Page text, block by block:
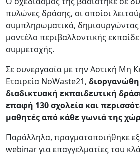
πυλώνες δράσης, οι οποίοι
συμπληρωματικά,
μοντέλο περιβαλλοντικής
συμμετοχής.
Σε συνεργασία με την Αστική Μη
Εταιρεία NoWaste21,
διαδικτυακή εκπαιδευτική
επαφή 130 σχολεία και
μαθητές από κάθε γωνιά της
Παράλληλα, πραγματοποιήθηκε
webinar για επαγγελματίες του